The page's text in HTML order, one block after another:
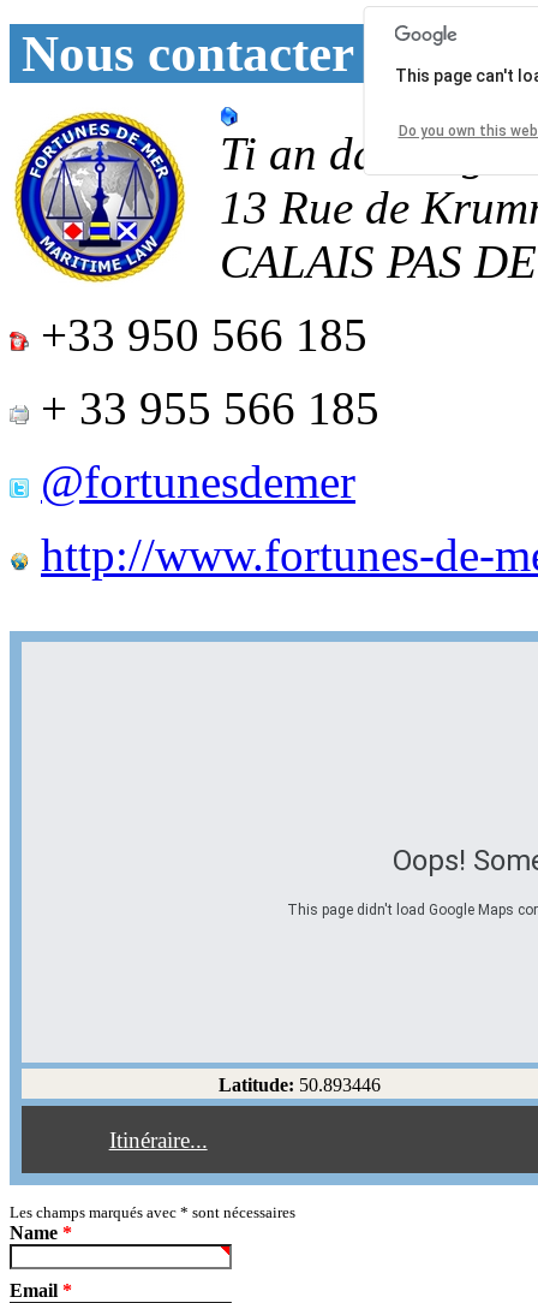
Nous contacter
Ti an
13 Rue de
CALAIS PAS
+33 950 566 185
+ 33 955 566 185
@fortunesdemer
http://www.fortunes-de-
Oops!
This page didn't load Google Maps
This page can't
Do you own this
Latitude: 50.893446
Itinéraire...
Éviter les autoroutes
Éviter les péages
Reset
Les champs marqués avec * sont nécessaires
Name *
Email *